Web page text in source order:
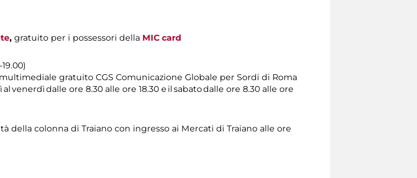
, gratuito per i possessori della MIC card
gratuito CGS Comunicazione Globale per Sordi di Roma
venerdì dalle ore 8.30 alle ore 18.30 e il sabato dalle ore 8.30 alle ore
della colonna di Traiano con ingresso ai Mercati di Traiano alle ore